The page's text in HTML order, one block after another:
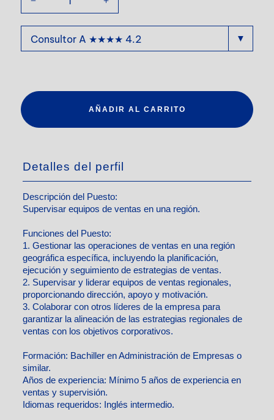
AÑADIR AL CARRITO
Detalles del perfil
Descripción del Puesto:
Supervisar equipos de ventas en una región.
Funciones del Puesto:
1. Gestionar las operaciones de ventas en una región
geográfica específica, incluyendo la planificación,
ejecución y seguimiento de estrategias de ventas.
2. Supervisar y liderar equipos de ventas regionales,
proporcionando dirección, apoyo y motivación.
3. Colaborar con otros líderes de la empresa para
garantizar la alineación de las estrategias regionales de
ventas con los objetivos corporativos.
Formación: Bachiller en Administración de Empresas o
similar.
Años de experiencia: Mínimo 5 años de experiencia en
ventas y supervisión.
Idiomas requeridos: Inglés intermedio.